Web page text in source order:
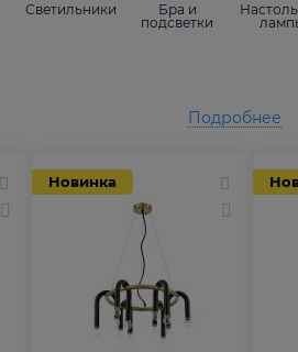
Светильники
Бра и
подсветки
Новинка
Подробнее